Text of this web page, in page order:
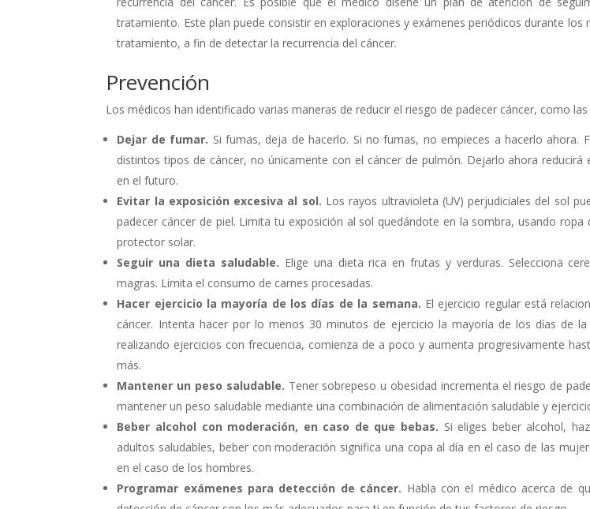
tratamiento. Este plan puede consistir en exploraciones y exámenes periódicos durante los
tratamiento, a fin de detectar la recurrencia del cáncer.
Prevención
Los médicos han identificado varias maneras de reducir el riesgo de padecer cáncer, como las
Dejar de fumar. Si fumas, deja de hacerlo. Si no fumas, no empieces a hacerlo ahora.
distintos tipos de cáncer, no únicamente con el cáncer de pulmón. Dejarlo ahora reducirá
en el futuro.
Evitar la exposición excesiva al sol. Los rayos ultravioleta (UV) perjudiciales del sol
padecer cáncer de piel. Limita tu exposición al sol quedándote en la sombra, usando ropa
protector solar.
Seguir una dieta saludable. Elige una dieta rica en frutas y verduras. Selecciona
magras. Limita el consumo de carnes procesadas.
Hacer ejercicio la mayoría de los días de la semana. El ejercicio regular está
cáncer. Intenta hacer por lo menos 30 minutos de ejercicio la mayoría de los días de
realizando ejercicios con frecuencia, comienza de a poco y aumenta progresivamente
más.
Mantener un peso saludable. Tener sobrepeso u obesidad incrementa el riesgo de
mantener un peso saludable mediante una combinación de alimentación saludable y
Beber alcohol con moderación, en caso de que bebas. Si eliges beber alcohol,
adultos saludables, beber con moderación significa una copa al día en el caso de las
en el caso de los hombres.
Programar exámenes para detección de cáncer. Habla con el médico acerca de